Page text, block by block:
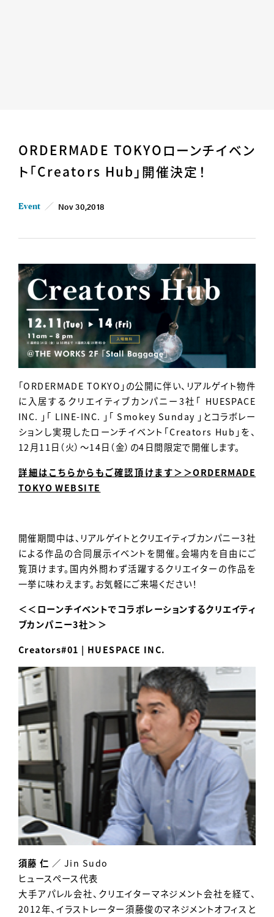
ORDERMADE TOKYOローンチイベン
ト「Creators Hub」開催決定！
Event Nov 30,2018
「ORDERMADE TOKYO」の公開に伴い、リアルゲイト物件
に入居するクリエイティブカンパニー3社「 HUESPACE
INC. 」「 LINE-INC. 」「 Smokey Sunday 」とコラボレー
ションし実現したローンチイベント「Creators Hub」を、
12月11日（火）～14日（金）の4日間限定で開催します。
詳細はこちらからもご確認頂けます＞＞ORDERMADE
TOKYO WEBSITE
開催期間中は、リアルゲイトとクリエイティブカンパニー3社
による作品の合同展示イベントを開催。会場内を自由にご
覧頂けます。国内外問わず活躍するクリエイターの作品を
一挙に味わえます。お気軽にご来場ください！
＜＜ローンチイベントでコラボレーションするクリエイティ
ブカンパニー3社＞＞
Creators#01 | HUESPACE INC.
須藤 仁 ／ Jin Sudo
ヒュースペース代表
大手アパレル会社、クリエイターマネジメント会社を経て、
2012年、イラストレーター須藤俊のマネジメントオフィスと
Business
For Owner
Works
Cases
Company
Career/Recruit
SDGs
IR
Contact